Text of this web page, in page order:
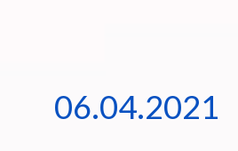
06.04.2021